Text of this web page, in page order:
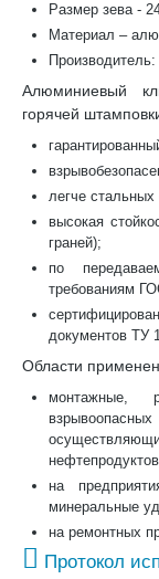
Размер зева -
Материал –
Алюминиевый
горячей
легче
высокая
граней);
по
требованиям
документов ТУ
Области
монтажные,
на
минеральные
на ремонтных
Протокол